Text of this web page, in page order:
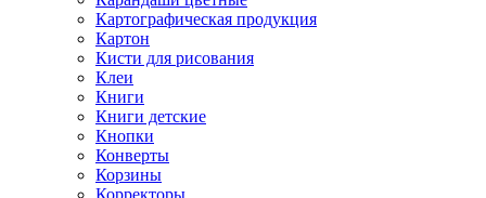
Картографическая продукция
Картон
Кисти для рисования
Клеи
Книги
Книги детские
Кнопки
Конверты
Корзины
Корректоры